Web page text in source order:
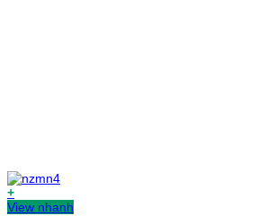
+
View nhanh